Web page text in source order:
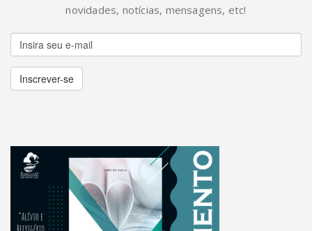
novidades, notícias, mensagens, etc!
Inscrever-se